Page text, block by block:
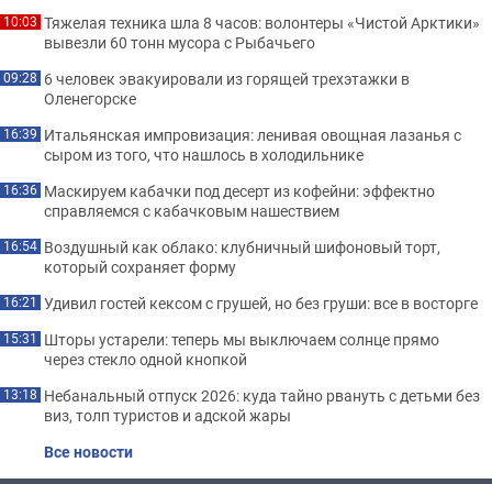
10:03 Тяжелая техника шла 8 часов: волонтеры «Чистой Арктики»
вывезли 60 тонн мусора с Рыбачьего
09:28 6 человек эвакуировали из горящей трехэтажки в
Оленегорске
16:39 Итальянская импровизация: ленивая овощная лазанья с
сыром из того, что нашлось в холодильнике
16:36 Маскируем кабачки под десерт из кофейни: эффектно
справляемся с кабачковым нашествием
16:54 Воздушный как облако: клубничный шифоновый торт,
который сохраняет форму
16:21 Удивил гостей кексом с грушей, но без груши: все в восторге
15:31 Шторы устарели: теперь мы выключаем солнце прямо
через стекло одной кнопкой
13:18 Небанальный отпуск 2026: куда тайно рвануть с детьми без
виз, толп туристов и адской жары
Все новости